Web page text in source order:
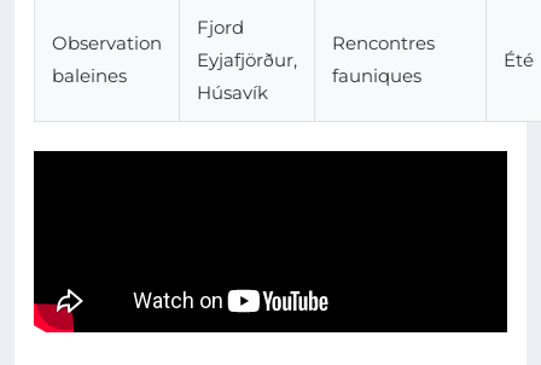
Observation
baleines
Fjord
Eyjafjörður,
Húsavík
Rencontres
fauniques
Été